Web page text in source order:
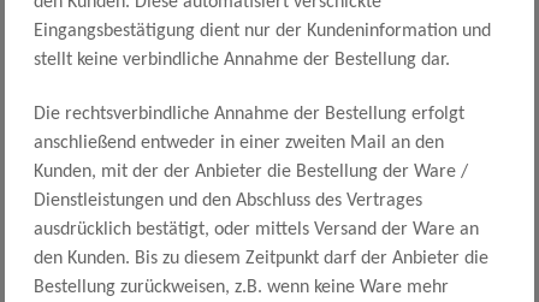
Eingangsbestätigung dient nur der Kundeninformation und
stellt keine verbindliche Annahme der Bestellung dar.
Die rechtsverbindliche Annahme der Bestellung erfolgt
anschließend entweder in einer zweiten Mail an den
Kunden, mit der der Anbieter die Bestellung der Ware /
Dienstleistungen und den Abschluss des Vertrages
ausdrücklich bestätigt, oder mittels Versand der Ware an
den Kunden. Bis zu diesem Zeitpunkt darf der Anbieter die
Bestellung zurückweisen, z.B. wenn keine Ware mehr